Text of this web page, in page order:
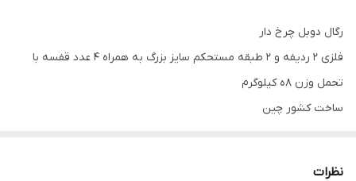
رگال دوبل چرخ دار
فلزى ٢ رديفه و ٢ طبقه مستحكم سايز بزرگ به همراه ۴ عدد قفسه با
تحمل وزن ٨ه کیلوگرم
ساخت كشور چین
نظرات